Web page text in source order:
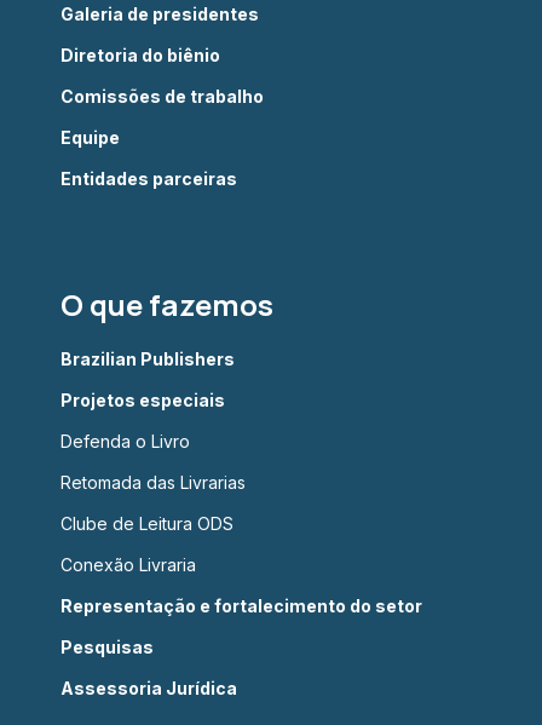
Galeria de presidentes
Diretoria do biênio
Comissões de trabalho
Equipe
Entidades parceiras
O que fazemos
Brazilian Publishers
Projetos especiais
Defenda o Livro
Retomada das Livrarias
Clube de Leitura ODS
Conexão Livraria
Representação e fortalecimento do setor
Pesquisas
Assessoria Jurídica